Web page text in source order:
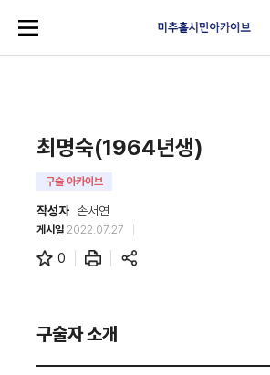
최명숙(1964년생)
구술 아카이브
작성자 손서연
게시일 2022.07.27
0
구술자 소개